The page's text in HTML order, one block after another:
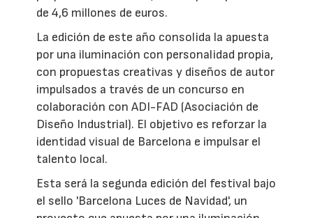
de 4,6 millones de euros.
La edición de este año consolida la apuesta
por una iluminación con personalidad propia,
con propuestas creativas y diseños de autor
impulsados a través de un concurso en
colaboración con ADI-FAD (Asociación de
Diseño Industrial). El objetivo es reforzar la
identidad visual de Barcelona e impulsar el
talento local.
Esta será la segunda edición del festival bajo
el sello 'Barcelona Luces de Navidad', un